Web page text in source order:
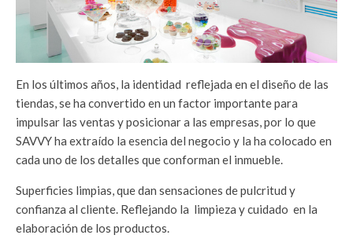
En los últimos años, la identidad reflejada en el diseño de las
tiendas, se ha convertido en un factor importante para
impulsar las ventas y posicionar a las empresas, por lo que
SAVVY ha extraído la esencia del negocio y la ha colocado en
cada uno de los detalles que conforman el inmueble.
Superficies limpias, que dan sensaciones de pulcritud y
confianza al cliente. Reflejando la limpieza y cuidado en la
elaboración de los productos.